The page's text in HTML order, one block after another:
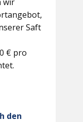
Saft
€ pro
den